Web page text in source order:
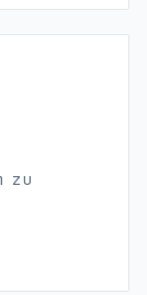
zu